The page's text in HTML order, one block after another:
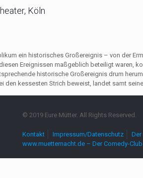
Köln
ein historisches Großereignis – von der
diesen Ereignissen maßgeblich beteiligt waren,
historische Großereignis drum
den kessesten Strich beweist, landet samt
© 2019 Eure Mütter. All Rights Reserved.
Kontakt Impressum/Datenschutz
www.muetternacht.de – Der Comedy-Club